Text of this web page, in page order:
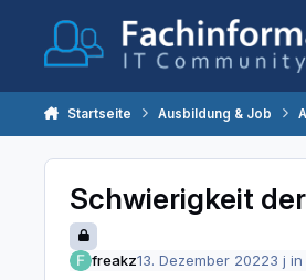
Startseite Ausbildung & Job
Schwierigkeit
freakz13. Dezember 20223 j in